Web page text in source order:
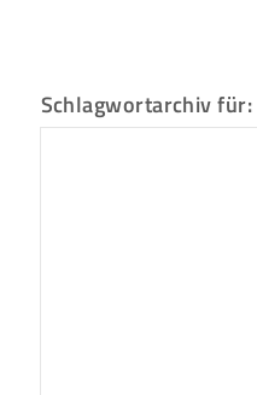
Schlagwortarchiv für: